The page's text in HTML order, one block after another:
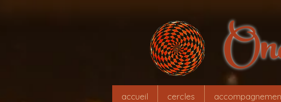
accueil cercles